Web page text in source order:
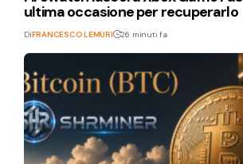
ultima occasione per recuperarlo
DiFRANCESCO LEMURI 26 minuti fa